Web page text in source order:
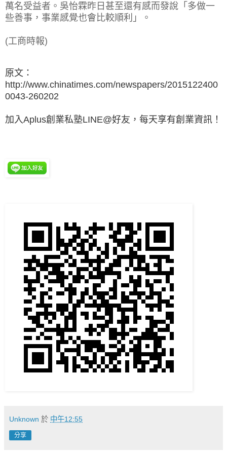
萬名受益者。吳怡霖昨日甚至還有感而發說「多做一
些善事，事業感覺也會比較順利」。
(工商時報)
原文：
http://www.chinatimes.com/newspapers/2015122400
0043-260202
加入Aplus創業私塾LINE@好友，每天享有創業資訊！
Unknown 於 中午12:55
分享